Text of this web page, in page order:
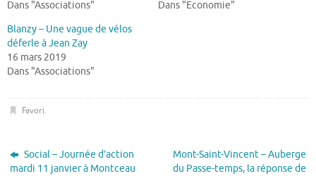
Dans "Associations"
Dans "Economie"
Blanzy – Une vague de vélos
déferle à Jean Zay
16 mars 2019
Dans "Associations"
Favori.
Social – Journée d’action
mardi 11 janvier à Montceau
Mont-Saint-Vincent – Auberge
du Passe-temps, la réponse de